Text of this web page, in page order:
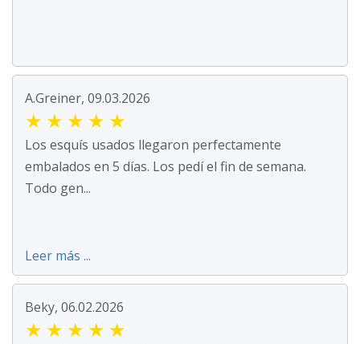
A.Greiner, 09.03.2026
★ ★ ★ ★ ★
Los esquís usados llegaron perfectamente
embalados en 5 días. Los pedí el fin de semana.
Todo gen...
Leer más ...
Beky, 06.02.2026
★ ★ ★ ★ ★